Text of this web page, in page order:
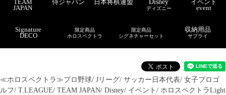
TEAM
JAPAN
侍ジャパン 日本将棋連盟 Disney
ディズニー
イベント
event
Signature
DECO
限定商品
ホロスペクトラ
限定商品
シグネチャーセット
収納用品
サプライ
≪ホロスペクトラ≫プロ野球/ Jリーグ/ サッカー日本代表/ 女子プロゴ
ルフ/ T.LEAGUE/ TEAM JAPAN/ Disney/ イベント/ ホロスペクトラLight